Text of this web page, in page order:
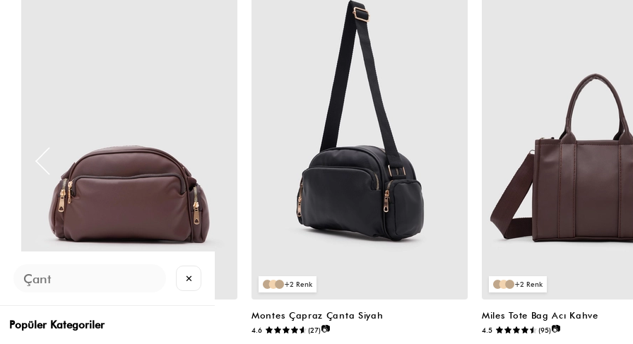
4.5 (12)📷
2
Montes Çapraz Çanta Siyah
4.6 (27)📷
2
Miles Tote Bag Acı Kahve
4.5 (95)📷
✕
Popüler Kategoriler